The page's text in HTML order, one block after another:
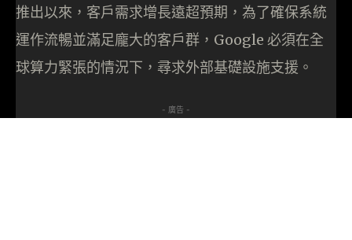
推出以來，客戶需求增長遠超預期，為了確保系統
運作流暢並滿足龐大的客戶群，Google 必須在全
球算力緊張的情況下，尋求外部基礎設施支援。
- 廣告 -